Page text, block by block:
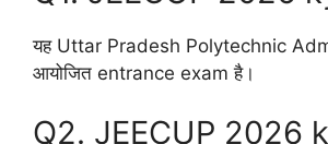
यह Uttar Pradesh Polytechnic
आयोजित entrance exam है।
Q2. JEECUP 2026